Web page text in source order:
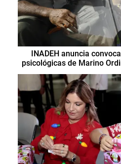
INADEH anuncia
psicológicas de Marino